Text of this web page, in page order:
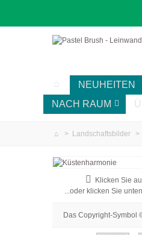
NEUHEITEN
NACH RAUM
> Landschaftsbilder >
Klicken Sie
...oder klicken Sie
Das Copyright-Symbol